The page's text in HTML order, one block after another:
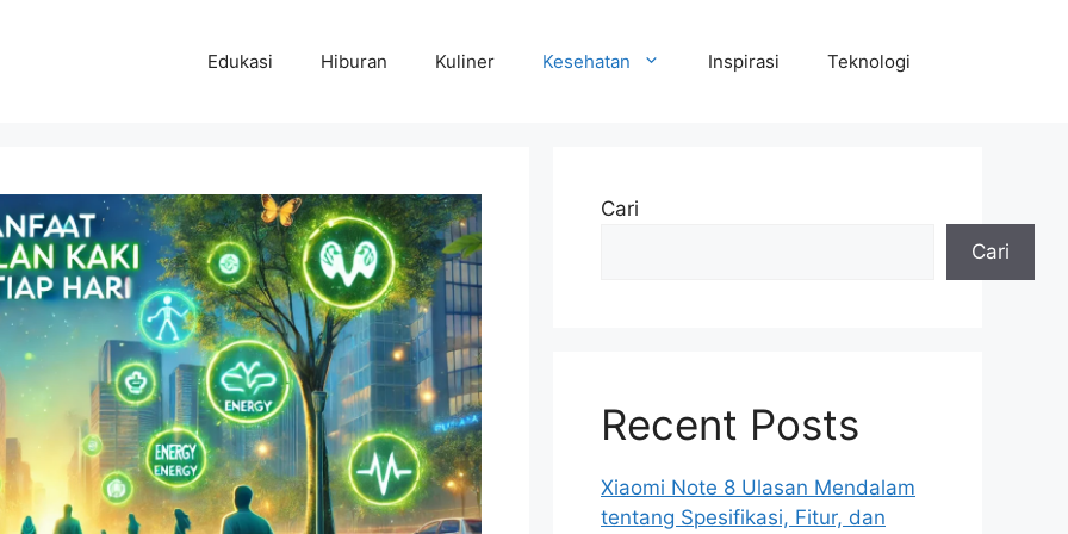
Edukasi Hiburan Kuliner Kesehatan Inspirasi Teknologi
Cari
Cari
Recent Posts
Xiaomi Note 8 Ulasan Mendalam
tentang Spesifikasi, Fitur, dan